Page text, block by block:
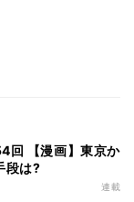
回 【漫画】東京か
段は?
連載